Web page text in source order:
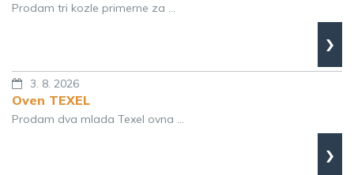
Prodam tri kozle primerne za ...
›
3. 8. 2026
Oven TEXEL
Prodam dva mlada Texel ovna ...
›